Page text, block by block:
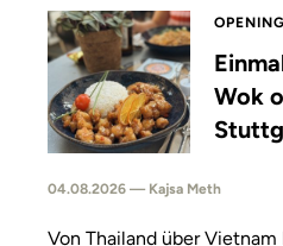
OPENING
Wok
04.08.2026 — Kajsa Meth
Von Thailand über